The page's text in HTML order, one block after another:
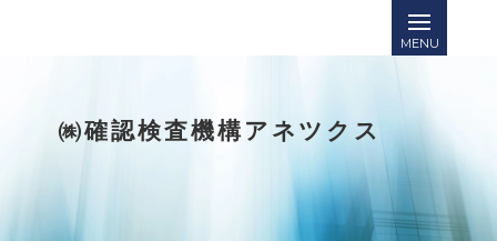
㈱確認検査機構アネツクス